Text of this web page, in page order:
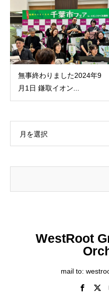
無事終わりました2024年9
月1日 鎌取イオン...
月を選択
WestRoot
mail to: